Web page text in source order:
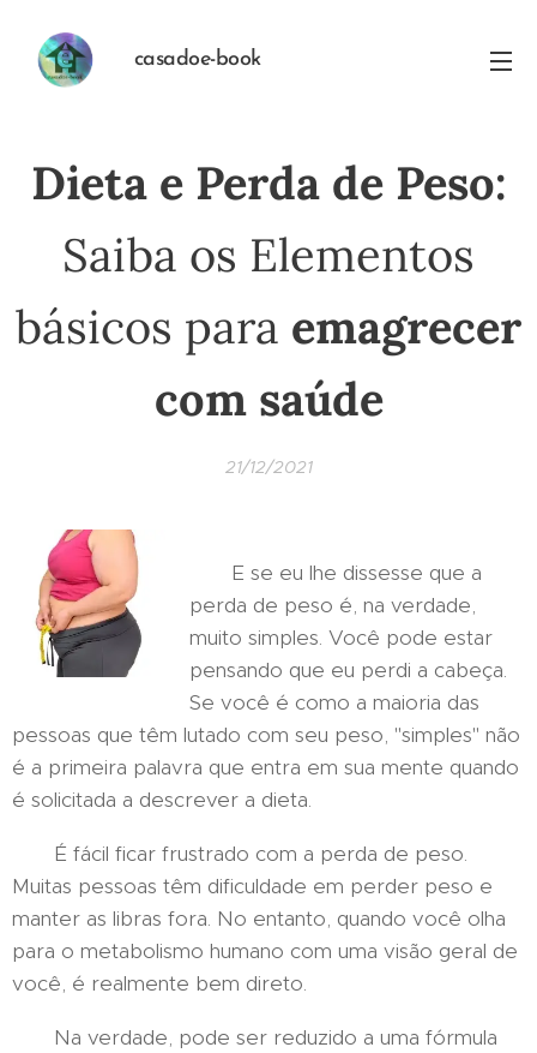
casadoe-book
Dieta e Perda de Peso:
Saiba os Elementos
básicos para emagrecer
com saúde
21/12/2021
E se eu lhe dissesse que a
perda de peso é, na verdade,
muito simples. Você pode estar
pensando que eu perdi a cabeça.
Se você é como a maioria das
pessoas que têm lutado com seu peso, "simples" não
é a primeira palavra que entra em sua mente quando
é solicitada a descrever a dieta.
É fácil ficar frustrado com a perda de peso.
Muitas pessoas têm dificuldade em perder peso e
manter as libras fora. No entanto, quando você olha
para o metabolismo humano com uma visão geral de
você, é realmente bem direto.
Na verdade, pode ser reduzido a uma fórmula